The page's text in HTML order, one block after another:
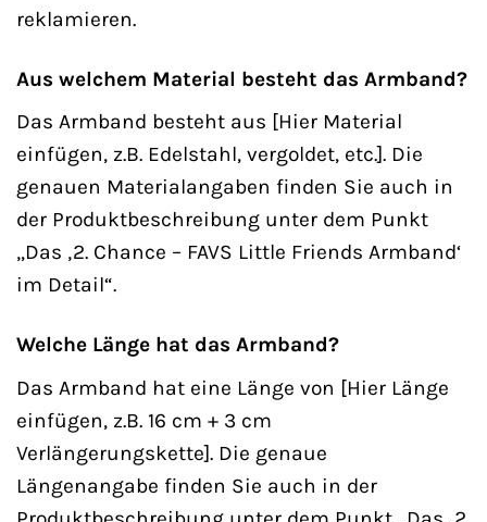
reklamieren.
Aus welchem Material besteht das Armband?
Das Armband besteht aus [Hier Material
einfügen, z.B. Edelstahl, vergoldet, etc.]. Die
genauen Materialangaben finden Sie auch in
der Produktbeschreibung unter dem Punkt
„Das ‚2. Chance – FAVS Little Friends Armband‘
im Detail“.
Welche Länge hat das Armband?
Das Armband hat eine Länge von [Hier Länge
einfügen, z.B. 16 cm + 3 cm
Verlängerungskette]. Die genaue
Längenangabe finden Sie auch in der